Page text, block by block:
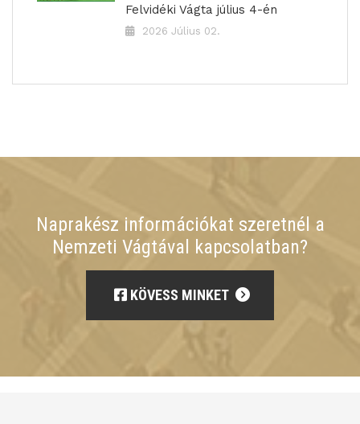
Felvidéki Vágta július 4-én
2026 Július 02.
Naprakész információkat szeretnél a
Nemzeti Vágtával kapcsolatban?
KÖVESS MINKET